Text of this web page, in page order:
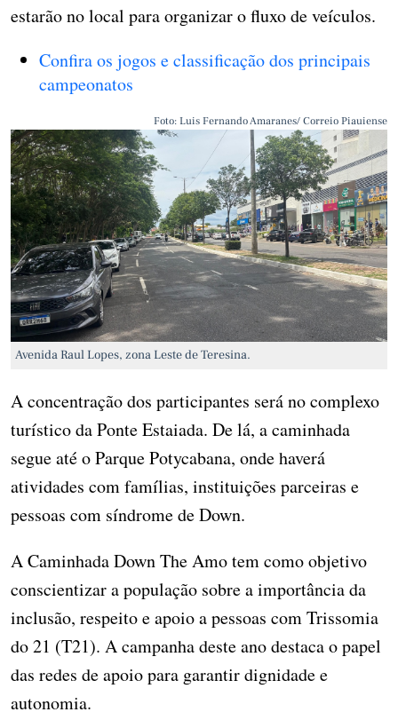
estarão no local para organizar o fluxo de veículos.
Confira os jogos e classificação dos principais
campeonatos
Foto: Luis Fernando Amaranes/ Correio Piauiense
Avenida Raul Lopes, zona Leste de Teresina.
A concentração dos participantes será no complexo
turístico da Ponte Estaiada. De lá, a caminhada
segue até o Parque Potycabana, onde haverá
atividades com famílias, instituições parceiras e
pessoas com síndrome de Down.
A Caminhada Down The Amo tem como objetivo
conscientizar a população sobre a importância da
inclusão, respeito e apoio a pessoas com Trissomia
do 21 (T21). A campanha deste ano destaca o papel
das redes de apoio para garantir dignidade e
autonomia.